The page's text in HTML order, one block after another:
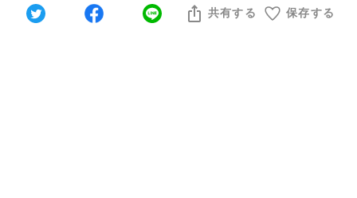
共有する 保存する